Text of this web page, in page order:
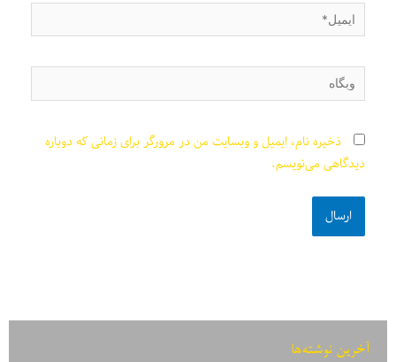
ایمیل*
وبگاه
ذخیره نام، ایمیل و وبسایت من در مرورگر برای زمانی که دوباره
دیدگاهی می‌نویسم.
آخرین نوشته‌ها